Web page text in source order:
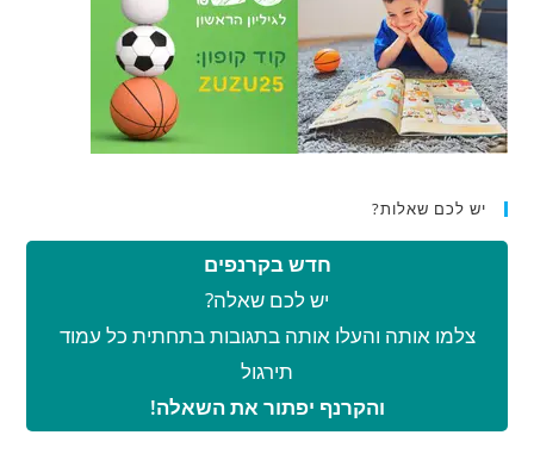
יש לכם שאלות?
חדש בקרנפים
יש לכם שאלה?
צלמו אותה והעלו אותה בתגובות בתחתית כל עמוד
תירגול
והקרנף יפתור את השאלה!